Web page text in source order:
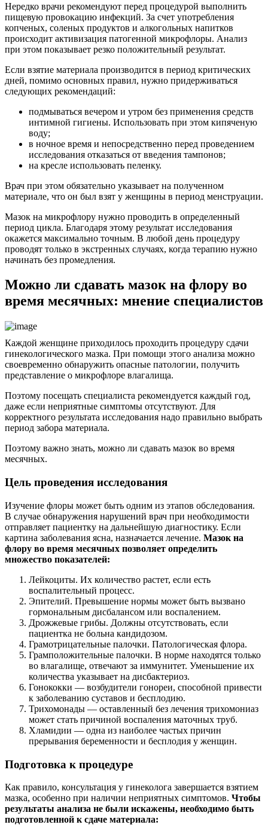
Нередко врачи рекомендуют перед процедурой выполнить
пищевую провокацию инфекций. За счет употребления
копченых, соленых продуктов и алкогольных напитков
происходит активизация патогенной микрофлоры. Анализ
при этом показывает резко положительный результат.
Если взятие материала производится в период критических
дней, помимо основных правил, нужно придерживаться
следующих рекомендаций:
подмываться вечером и утром без применения средств
интимной гигиены. Использовать при этом кипяченую
воду;
в ночное время и непосредственно перед проведением
исследования отказаться от введения тампонов;
на кресле использовать пеленку.
Врач при этом обязательно указывает на полученном
материале, что он был взят у женщины в период менструации.
Мазок на микрофлору нужно проводить в определенный
период цикла. Благодаря этому результат исследования
окажется максимально точным. В любой день процедуру
проводят только в экстренных случаях, когда терапию нужно
начинать без промедления.
Можно ли сдавать мазок на флору во
время месячных: мнение специалистов
Каждой женщине приходилось проходить процедуру сдачи
гинекологического мазка. При помощи этого анализа можно
своевременно обнаружить опасные патологии, получить
представление о микрофлоре влагалища.
Поэтому посещать специалиста рекомендуется каждый год,
даже если неприятные симптомы отсутствуют. Для
корректного результата исследования надо правильно выбрать
период забора материала.
Поэтому важно знать, можно ли сдавать мазок во время
месячных.
Цель проведения исследования
Изучение флоры может быть одним из этапов обследования.
В случае обнаружения нарушений врач при необходимости
отправляет пациентку на дальнейшую диагностику. Если
картина заболевания ясна, назначается лечение. Мазок на
флору во время месячных позволяет определить
множество показателей:
Лейкоциты. Их количество растет, если есть
воспалительный процесс.
Эпителий. Превышение нормы может быть вызвано
гормональным дисбалансом или воспалением.
Дрожжевые грибы. Должны отсутствовать, если
пациентка не больна кандидозом.
Грамотрицательные палочки. Патологическая флора.
Грамположительные палочки. В норме находятся только
во влагалище, отвечают за иммунитет. Уменьшение их
количества указывает на дисбактериоз.
Гонококки — возбудители гонореи, способной привести
к заболеванию суставов и бесплодию.
Трихомонады — оставленный без лечения трихомониаз
может стать причиной воспаления маточных труб.
Хламидии — одна из наиболее частых причин
прерывания беременности и бесплодия у женщин.
Подготовка к процедуре
Как правило, консультация у гинеколога завершается взятием
мазка, особенно при наличии неприятных симптомов. Чтобы
результаты анализа не были искажены, необходимо быть
подготовленной к сдаче материала: